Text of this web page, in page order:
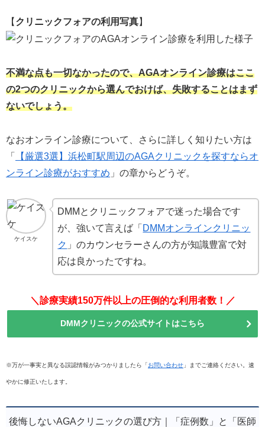
【 クリニックフォアの利用写真】
不満な点も一切なかったので、AGAオンライン診療はここ
の2つのクリニックから選んでおけば、失敗することはまず
ないでしょう。
なおオンライン診療について、さらに詳しく知りたい方は
「
【厳選3選】浜松町駅周辺のAGAクリニックを探すならオ
ンライン診療がおすすめ 」の章からどうぞ。
ケイスケ
DMMとクリニックフォアで迷った場合です
が、強いて言えば「 DMMオンラインクリニッ
ク 」のカウンセラーさんの方が知識豊富で対
応は良かったですね。
＼診療実績150万件以上の圧倒的な利用者数！／
DMMクリニックの公式サイトはこちら
※万が一事実と異なる誤認情報がみつかりましたら「お問い合わせ 」までご連絡ください。速
やかに修正いたします。
後悔しないAGAクリニックの選び方｜「症例数」と「医師